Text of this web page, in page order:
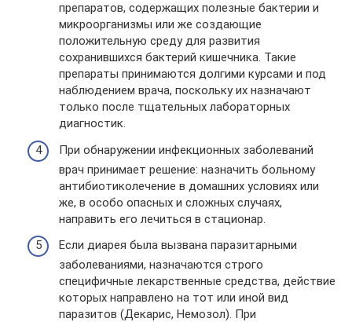
препаратов, содержащих полезные бактерии и
микроорганизмы или же создающие
положительную среду для развития
сохранившихся бактерий кишечника. Такие
препараты принимаются долгими курсами и под
наблюдением врача, поскольку их назначают
только после тщательных лабораторных
диагностик.
При обнаружении инфекционных заболеваний
врач принимает решение: назначить больному
антибиотиколечение в домашних условиях или
же, в особо опасных и сложных случаях,
направить его лечиться в стационар.
Если диарея была вызвана паразитарными
заболеваниями, назначаются строго
специфичные лекарственные средства, действие
которых направлено на тот или иной вид
паразитов (Декарис, Немозол). При